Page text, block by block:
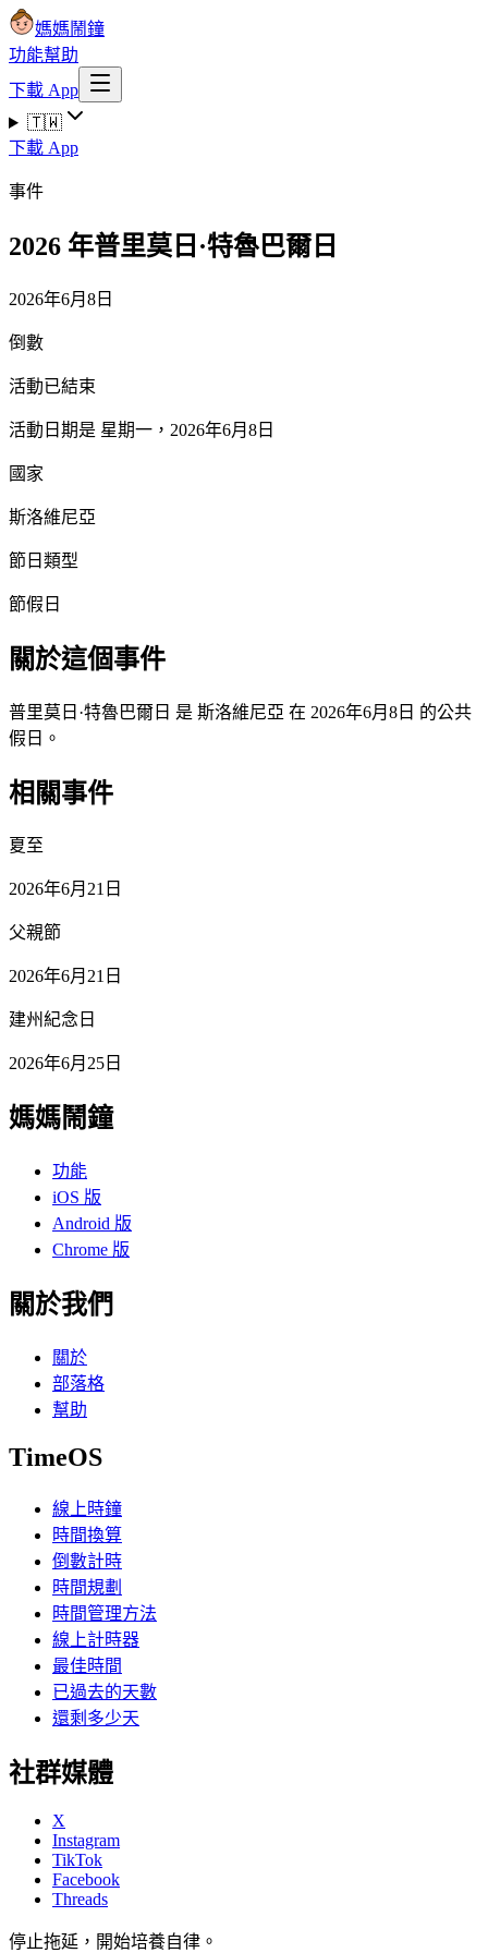
媽媽鬧鐘
功能幫助
下載 App
🇹🇼
下載 App
事件
2026 年普里莫日·特魯巴爾日
2026年6月8日
倒數
活動已結束
活動日期是 星期一，2026年6月8日
國家
斯洛維尼亞
節日類型
節假日
關於這個事件
普里莫日·特魯巴爾日 是 斯洛維尼亞 在 2026年6月8日 的公共
假日。
相關事件
夏至
2026年6月21日
父親節
2026年6月21日
建州紀念日
2026年6月25日
媽媽鬧鐘
功能
iOS 版
Android 版
Chrome 版
關於我們
關於
部落格
幫助
TimeOS
線上時鐘
時間換算
倒數計時
時間規劃
時間管理方法
線上計時器
最佳時間
已過去的天數
還剩多少天
社群媒體
X
Instagram
TikTok
Facebook
Threads
停止拖延，開始培養自律。